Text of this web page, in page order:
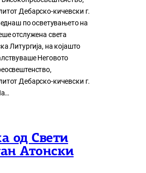
Дебарско-кичевски г.
по осветувањето на
отслужена света
Литургија, на којашто
Неговото
Дебарско-кичевски г.
од Свети
Атонски